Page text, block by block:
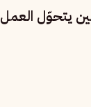
يتحوّل